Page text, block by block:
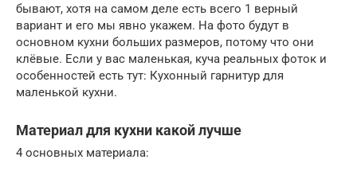
бывают, хотя на самом деле есть всего 1 верный
вариант и его мы явно укажем. На фото будут в
основном кухни больших размеров, потому что они
клёвые. Если у вас маленькая, куча реальных фоток и
особенностей есть тут: Кухонный гарнитур для
маленькой кухни.
Материал для кухни какой лучше
4 основных материала: